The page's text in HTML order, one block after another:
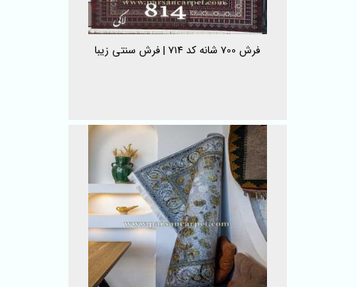
فرش 700 شانه کد 714 | فرش سنتی زیبا